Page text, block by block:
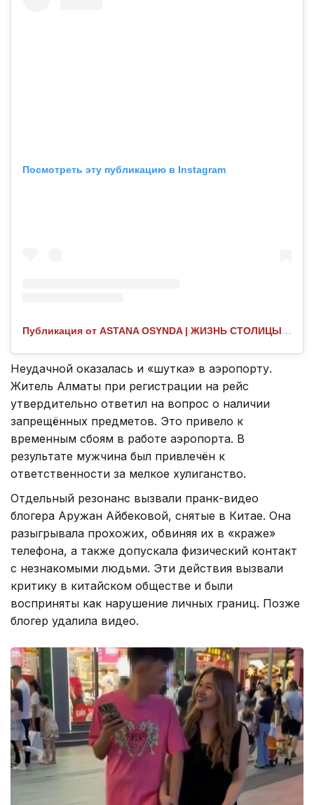
Посмотреть эту публикацию в Instagram
Публикация от ASTANA OSYNDA | ЖИЗНЬ СТОЛИЦЫ (@pro_astanu)
Неудачной оказалась и «шутка» в аэропорту.
Житель Алматы при регистрации на рейс
утвердительно ответил на вопрос о наличии
запрещённых предметов. Это привело к
временным сбоям в работе аэропорта. В
результате мужчина был привлечён к
ответственности за мелкое хулиганство.
Отдельный резонанс вызвали пранк-видео
блогера Аружан Айбековой, снятые в Китае. Она
разыгрывала прохожих, обвиняя их в «краже»
телефона, а также допускала физический контакт
с незнакомыми людьми. Эти действия вызвали
критику в китайском обществе и были
восприняты как нарушение личных границ. Позже
блогер удалила видео.